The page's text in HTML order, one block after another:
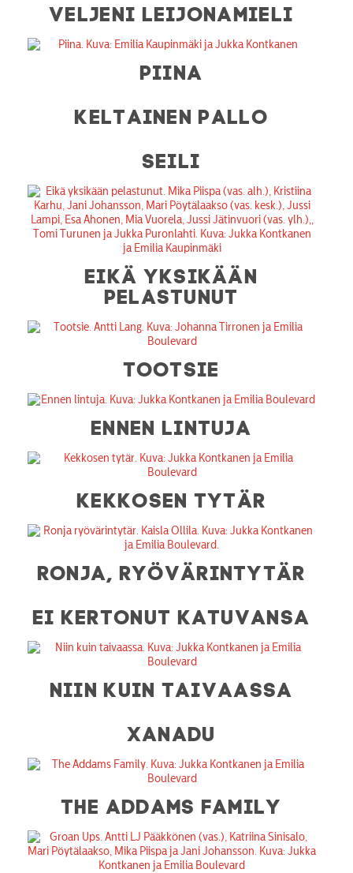
VELJENI LEIJONAMIELI
PIINA
KELTAINEN PALLO
SEILI
EIKÄ YKSIKÄÄN
PELASTUNUT
TOOTSIE
ENNEN LINTUJA
KEKKOSEN TYTÄR
RONJA, RYÖVÄRINTYTÄR
EI KERTONUT KATUVANSA
NIIN KUIN TAIVAASSA
XANADU
THE ADDAMS FAMILY